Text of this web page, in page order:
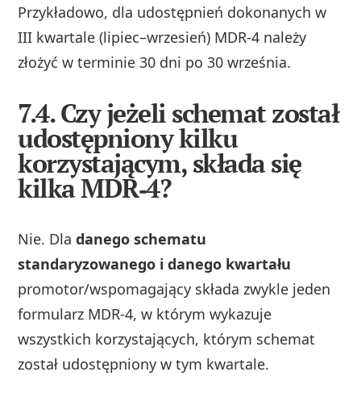
Przykładowo, dla udostępnień dokonanych w
III kwartale (lipiec–wrzesień) MDR‑4 należy
złożyć w terminie 30 dni po 30 września.
7.4. Czy jeżeli schemat został
udostępniony kilku
korzystającym, składa się
kilka MDR‑4?
Nie. Dladanego schematu
standaryzowanego i danego kwartału
promotor/wspomagający składa zwykle jeden
formularz MDR‑4, w którym wykazuje
wszystkich korzystających, którym schemat
został udostępniony w tym kwartale.